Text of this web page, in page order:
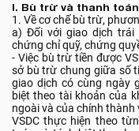
I. Bù trừ và thanh
1. Về cơ chế bù trừ,
a) Đối với giao dịch trái
chứng chỉ quỹ, chứng
- Việc bù trừ tiền được
sở bù trừ chung giữa số
giao dịch có cùng ngày
biệt theo tài khoản của
ngoài và của chính
VSDC thực hiện theo